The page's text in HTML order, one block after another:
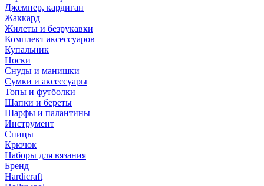
Джемпер, кардиган
Жаккард
Жилеты и безрукавки
Комплект аксессуаров
Купальник
Носки
Снуды и манишки
Сумки и аксессуары
Топы и футболки
Шапки и береты
Шарфы и палантины
Инструмент
Спицы
Крючок
Наборы для вязания
Бренд
Hardicraft